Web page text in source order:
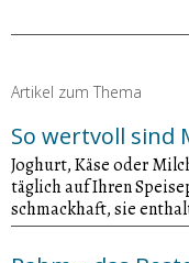
Artikel zum Thema
So wertvoll sind
Joghurt, Käse oder
täglich auf Ihren
schmackhaft, sie